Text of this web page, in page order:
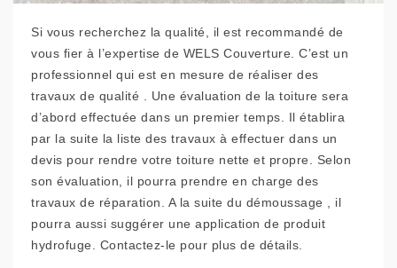
Si vous recherchez la qualité, il est recommandé de
vous fier à l’expertise de WELS Couverture. C’est un
professionnel qui est en mesure de réaliser des
travaux de qualité . Une évaluation de la toiture sera
d’abord effectuée dans un premier temps. Il établira
par la suite la liste des travaux à effectuer dans un
devis pour rendre votre toiture nette et propre. Selon
son évaluation, il pourra prendre en charge des
travaux de réparation. A la suite du démoussage , il
pourra aussi suggérer une application de produit
hydrofuge. Contactez-le pour plus de détails.